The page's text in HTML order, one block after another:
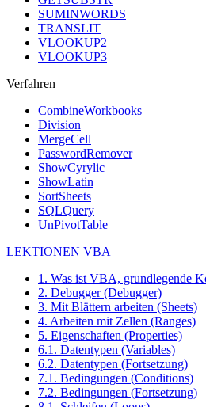
SUMINWORDS
TRANSLIT
VLOOKUP2
VLOOKUP3
Verfahren
CombineWorkbooks
Division
MergeCell
PasswordRemover
ShowCyrylic
ShowLatin
SortSheets
SQLQuery
UnPivotTable
LEKTIONEN VBA
1. Was ist VBA, grundlegende
2. Debugger (Debugger)
3. Mit Blättern arbeiten (Sheets)
4. Arbeiten mit Zellen (Ranges)
5. Eigenschaften (Properties)
6.1. Datentypen (Variables)
6.2. Datentypen (Fortsetzung)
7.1. Bedingungen (Conditions)
7.2. Bedingungen (Fortsetzung)